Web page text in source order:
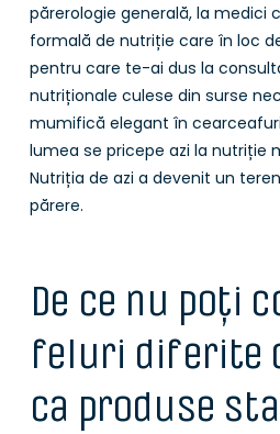
părerologie generală, la medici
formală de nutriție care în loc
pentru care te-ai dus la
nutriționale culese din surse
mumifică elegant în
lumea se pricepe azi la nutriție
Nutriția de azi a devenit un
părere.
De ce nu poți
feluri diferite
ca produse